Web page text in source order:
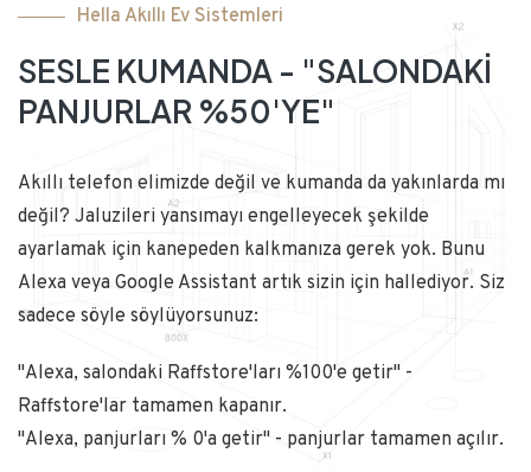
Hella Akıllı Ev Sistemleri
SESLE KUMANDA - "SALONDAKİ
PANJURLAR %50'YE"
Akıllı telefon elimizde değil ve kumanda da yakınlarda mı
değil? Jaluzileri yansımayı engelleyecek şekilde
ayarlamak için kanepeden kalkmanıza gerek yok. Bunu
Alexa veya Google Assistant artık sizin için hallediyor. Siz
sadece söyle söylüyorsunuz:
"Alexa, salondaki Raffstore'ları %100'e getir" -
Raffstore'lar tamamen kapanır.
"Alexa, panjurları % 0'a getir" - panjurlar tamamen açılır.